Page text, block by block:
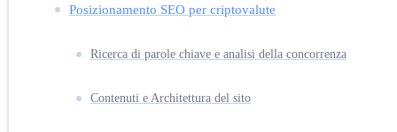
Posizionamento SEO per criptovalute
Ricerca di parole chiave e analisi della concorrenza
Contenuti e Architettura del sito